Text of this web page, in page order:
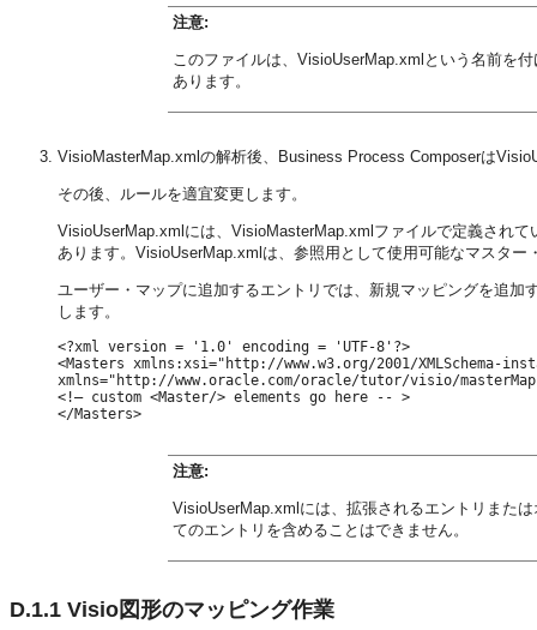
注意:
このファイルは、VisioUserMap.xmlという名前を
あります。
VisioMasterMap.xmlの解析後、Business Process Composerは
その後、ルールを適宜変更します。
VisioUserMap.xmlには、VisioMasterMap.xmlファイルで定義され
あります。VisioUserMap.xmlは、参照用として使用可能なマスタ
ユーザー・マップに追加するエントリでは、新規マッピングを追
します。
<?xml version = '1.0' encoding = 'UTF-8'?>
<Masters xmlns:xsi="http://www.w3.org/2001/
xmlns="http://www.oracle.com/oracle/tutor/visio/
<!— custom <Master/> elements go here -- >
注意:
VisioUserMap.xmlには、拡張されるエントリまた
てのエントリを含めることはできません。
D.1.1 Visio図形のマッピング作業